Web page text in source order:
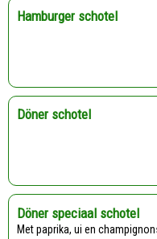
Hamburger schotel
Döner schotel
Döner speciaal schotel
Met paprika, ui en